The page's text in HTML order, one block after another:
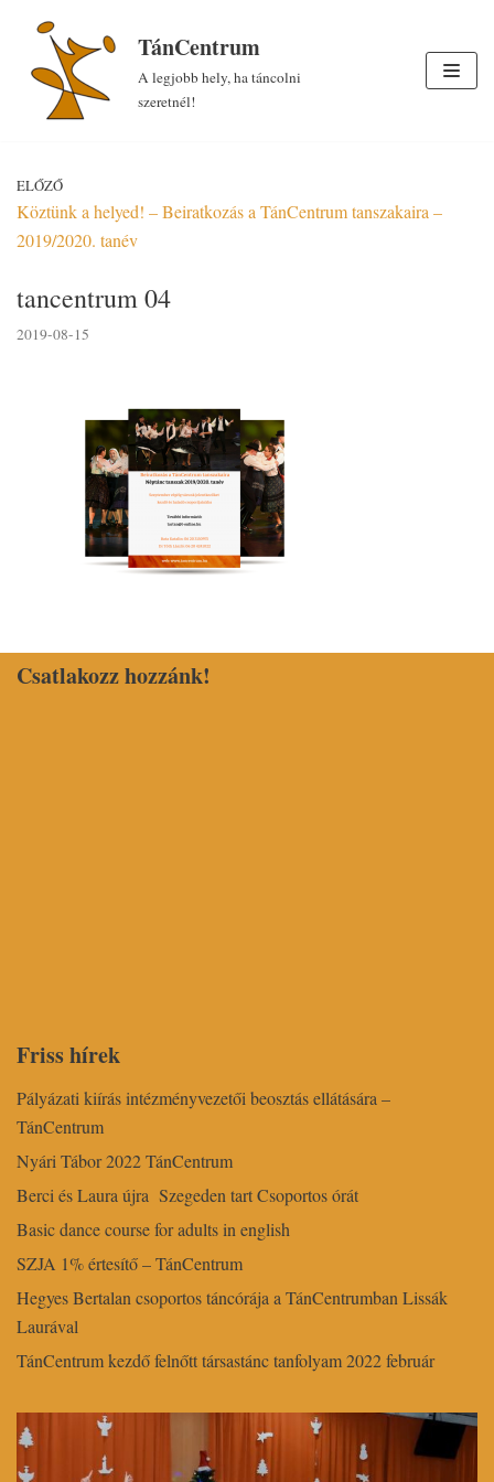
Skip
content
TánCentrum
A legjobb hely, ha táncolni
szeretnél!
ELŐZŐ
Köztünk a helyed! – Beiratkozás a TánCentrum tanszakaira –
2019/2020. tanév
tancentrum 04
2019-08-15
Csatlakozz hozzánk!
Friss hírek
Pályázati kiírás intézményvezetői beosztás ellátására –
TánCentrum
Nyári Tábor 2022 TánCentrum
Berci és Laura újra Szegeden tart Csoportos órát
Basic dance course for adults in english
SZJA 1% értesítő – TánCentrum
Hegyes Bertalan csoportos táncórája a TánCentrumban Lissák
Laurával
TánCentrum kezdő felnőtt társastánc tanfolyam 2022 február